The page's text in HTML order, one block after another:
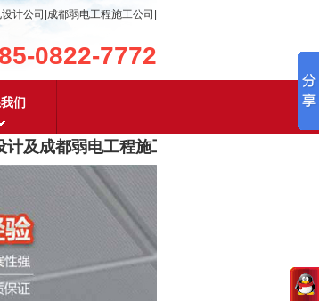
计公司|成都弱电工程施工公司|
0822-7772
们
及成都弱电工程施工，含